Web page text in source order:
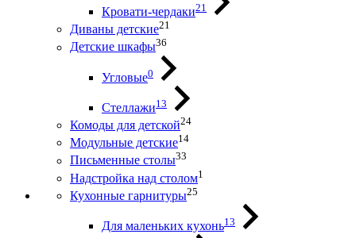
Кровати-чердаки21
Диваны детские21
Детские шкафы36
Угловые0
Стеллажи13
Комоды для детской24
Модульные детские14
Письменные столы33
Надстройка над столом1
Кухонные гарнитуры25
Для маленьких кухонь13